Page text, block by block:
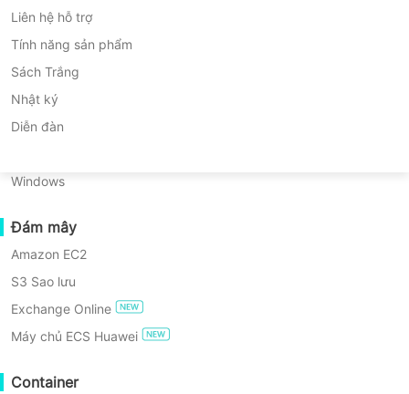
Xác Minh Khôi Phục VM
Xác Minh Khôi Phục Hệ Điều Hành
Bảo mật Dữ liệu
Quét Mã độc
Điểm Cuối Quy Mô Lớn
Sao lưu đến đám mây
Tuân thủ GDPR
DÙNG THỬ MIỄN PHÍ
InCloud Sphere
Arcfra
FusionOne Compute
NexaVM
Máy chủ vật lý
Windows
Đám mây
Amazon EC2
S3 Sao lưu
Exchange Online
Máy chủ ECS Huawei
Container
Liên hệ hỗ trợ
Tính năng sản phẩm
Sách Trắng
Nhật ký
Diễn đàn
phép sao lưu hiệu quả và tiện lợi nhiều
máy chủ và máy trạm Windows. Với sự
hỗ trợ rộng rãi cho nhiều hệ điều hành
Windows khác nhau, nó đảm bảo việc
bảo vệ toàn bộ đội ngũ thiết bị